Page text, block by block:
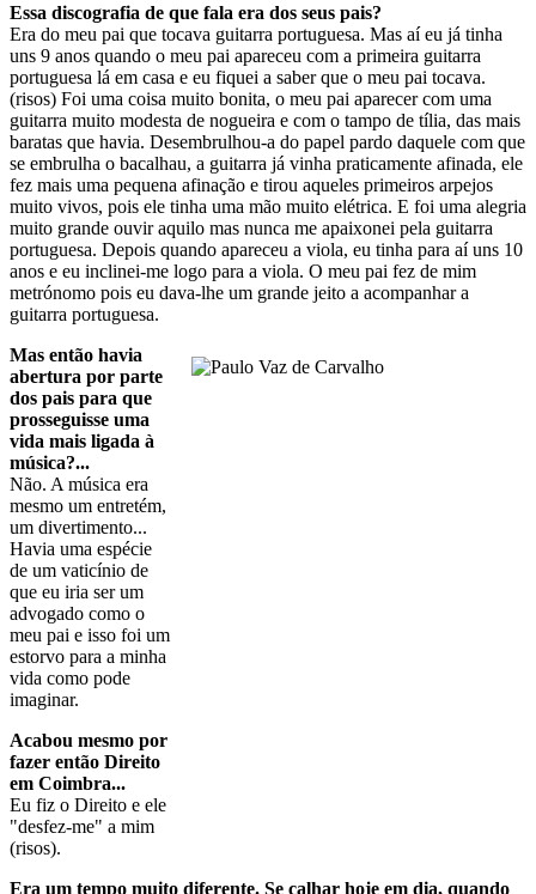
Essa discografia de que fala era dos seus pais?
Era do meu pai que tocava guitarra portuguesa. Mas aí eu já tinha
uns 9 anos quando o meu pai apareceu com a primeira guitarra
portuguesa lá em casa e eu fiquei a saber que o meu pai tocava.
(risos) Foi uma coisa muito bonita, o meu pai aparecer com uma
guitarra muito modesta de nogueira e com o tampo de tília, das mais
baratas que havia. Desembrulhou-a do papel pardo daquele com que
se embrulha o bacalhau, a guitarra já vinha praticamente afinada, ele
fez mais uma pequena afinação e tirou aqueles primeiros arpejos
muito vivos, pois ele tinha uma mão muito elétrica. E foi uma alegria
muito grande ouvir aquilo mas nunca me apaixonei pela guitarra
portuguesa. Depois quando apareceu a viola, eu tinha para aí uns 10
anos e eu inclinei-me logo para a viola. O meu pai fez de mim
metrónomo pois eu dava-lhe um grande jeito a acompanhar a
guitarra portuguesa.
Mas então havia
abertura por parte
dos pais para que
prosseguisse uma
vida mais ligada à
música?...
Não. A música era
mesmo um entretém,
um divertimento...
Havia uma espécie
de um vaticínio de
que eu iria ser um
advogado como o
meu pai e isso foi um
estorvo para a minha
vida como pode
imaginar.
Acabou mesmo por
fazer então Direito
em Coimbra...
Eu fiz o Direito e ele
"desfez-me" a mim
(risos).
Era um tempo muito diferente. Se calhar hoje em dia, quando